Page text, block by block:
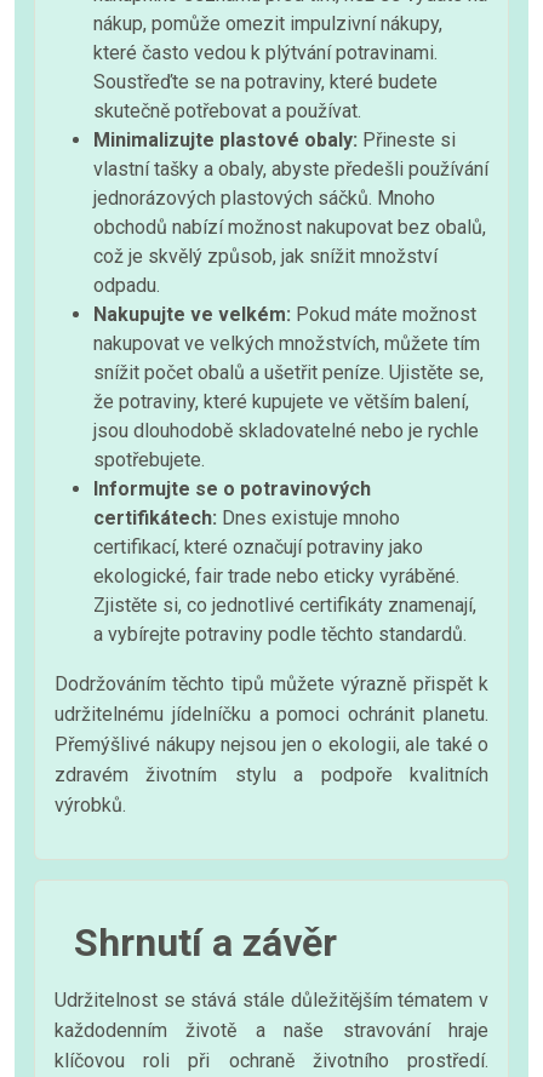
nákup, pomůže omezit impulzivní nákupy,
které často vedou k plýtvání potravinami.
Soustřeďte se na potraviny, které budete
skutečně potřebovat a používat.
Minimalizujte plastové obaly: Přineste si
vlastní tašky a obaly, abyste předešli používání
jednorázových plastových sáčků. Mnoho
obchodů nabízí možnost nakupovat bez obalů,
což je skvělý způsob, jak snížit množství
odpadu.
Nakupujte ve velkém: Pokud máte možnost
nakupovat ve velkých množstvích, můžete tím
snížit počet obalů a ušetřit peníze. Ujistěte se,
že potraviny, které kupujete ve větším balení,
jsou dlouhodobě skladovatelné nebo je rychle
spotřebujete.
Informujte se o potravinových
certifikátech: Dnes existuje mnoho
certifikací, které označují potraviny jako
ekologické, fair trade nebo eticky vyráběné.
Zjistěte si, co jednotlivé certifikáty znamenají,
a vybírejte potraviny podle těchto standardů.
Dodržováním těchto tipů můžete výrazně přispět k
udržitelnému jídelníčku a pomoci ochránit planetu.
Přemýšlivé nákupy nejsou jen o ekologii, ale také o
zdravém životním stylu a podpoře kvalitních
výrobků.
Shrnutí a závěr
Udržitelnost se stává stále důležitějším tématem v
každodenním životě a naše stravování hraje
klíčovou roli při ochraně životního prostředí.